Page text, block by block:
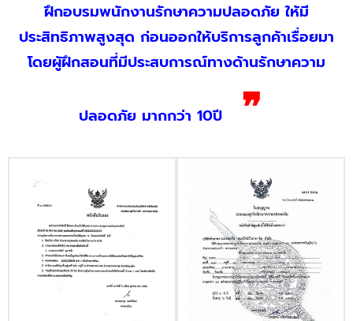
ฝึกอบรมพนักงานรักษาความปลอดภัย ให้มี
ประสิทธิภาพสูงสุด ก่อนออกให้บริการลูกค้าเรื่อยมา
โดยผู้ฝึกสอนที่มีประสบการณ์ทางด้านรักษาความ
ปลอดภัย มากกว่า 10ปี ❞